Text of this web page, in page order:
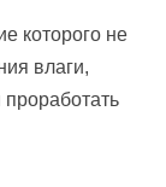
которого не
влаги,